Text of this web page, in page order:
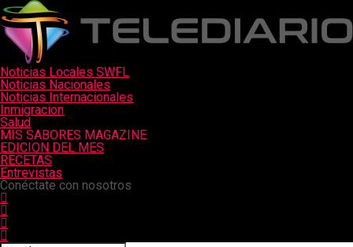
Noticias Locales SWFL
Noticias Nacionales
Noticias Internacionales
Inmigracion
Salud
MIS SABORES MAGAZINE
EDICION DEL MES
RECETAS
Entrevistas
Conéctate con nosotros